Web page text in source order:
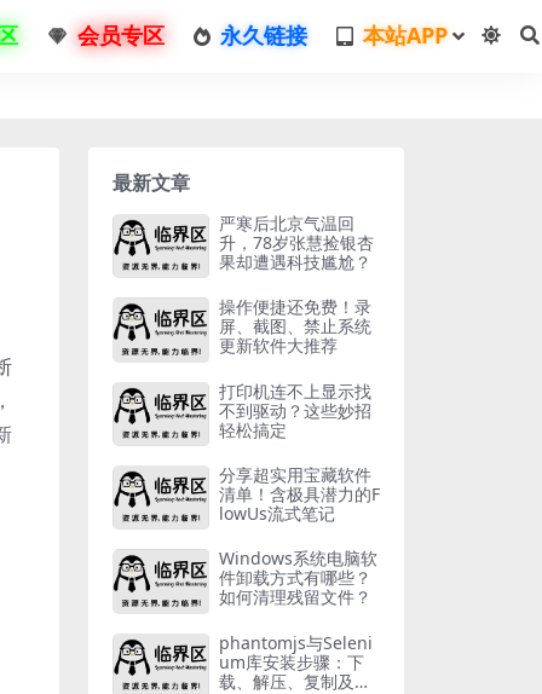
会员专区 永久链接 本站APP
最新文章
严寒后北京气温回
升，78岁张慧捡银杏
果却遭遇科技尴尬？
操作便捷还免费！录
屏、截图、禁止系统
更新软件大推荐
打印机连不上显示找
不到驱动？这些妙招
轻松搞定
分享超实用宝藏软件
清单！含极具潜力的F
lowUs流式笔记
Windows系统电脑软
件卸载方式有哪些？
如何清理残留文件？
phantomjs与Seleni
um库安装步骤：下
载、解压、复制及命